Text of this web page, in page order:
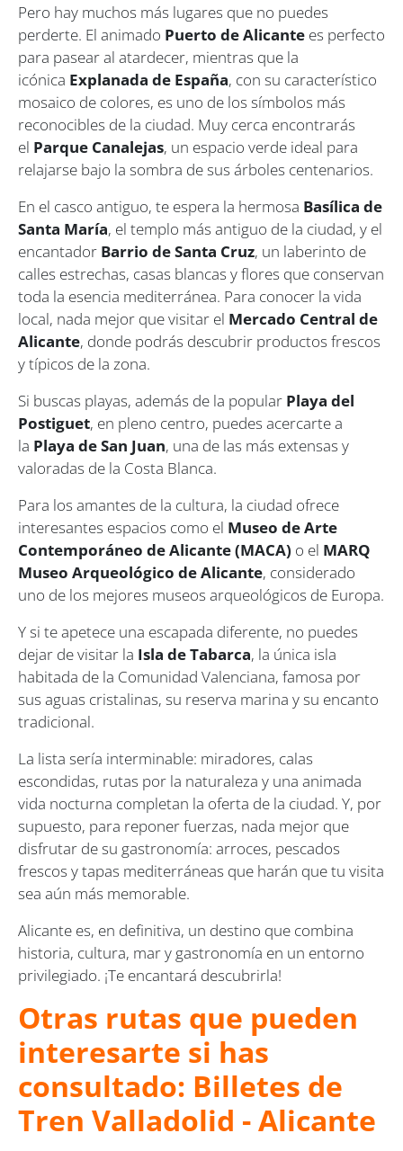
Pero hay muchos más lugares que no puedes
perderte. El animado Puerto de Alicante es perfecto
para pasear al atardecer, mientras que la
icónica Explanada de España, con su característico
mosaico de colores, es uno de los símbolos más
reconocibles de la ciudad. Muy cerca encontrarás
el Parque Canalejas, un espacio verde ideal para
relajarse bajo la sombra de sus árboles centenarios.
En el casco antiguo, te espera la hermosa Basílica de
Santa María, el templo más antiguo de la ciudad, y el
encantador Barrio de Santa Cruz, un laberinto de
calles estrechas, casas blancas y flores que conservan
toda la esencia mediterránea. Para conocer la vida
local, nada mejor que visitar el Mercado Central de
Alicante, donde podrás descubrir productos frescos
y típicos de la zona.
Si buscas playas, además de la popular Playa del
Postiguet, en pleno centro, puedes acercarte a
la Playa de San Juan, una de las más extensas y
valoradas de la Costa Blanca.
Para los amantes de la cultura, la ciudad ofrece
interesantes espacios como el Museo de Arte
Contemporáneo de Alicante (MACA) o el MARQ
Museo Arqueológico de Alicante, considerado
uno de los mejores museos arqueológicos de Europa.
Y si te apetece una escapada diferente, no puedes
dejar de visitar la Isla de Tabarca, la única isla
habitada de la Comunidad Valenciana, famosa por
sus aguas cristalinas, su reserva marina y su encanto
tradicional.
La lista sería interminable: miradores, calas
escondidas, rutas por la naturaleza y una animada
vida nocturna completan la oferta de la ciudad. Y, por
supuesto, para reponer fuerzas, nada mejor que
disfrutar de su gastronomía: arroces, pescados
frescos y tapas mediterráneas que harán que tu visita
sea aún más memorable.
Alicante es, en definitiva, un destino que combina
historia, cultura, mar y gastronomía en un entorno
privilegiado. ¡Te encantará descubrirla!
Otras rutas que pueden
interesarte si has
consultado: Billetes de
Tren Valladolid - Alicante